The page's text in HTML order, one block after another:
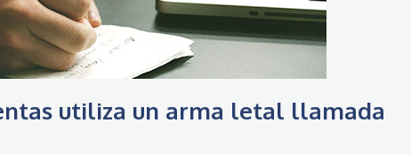
utiliza un arma letal llamada